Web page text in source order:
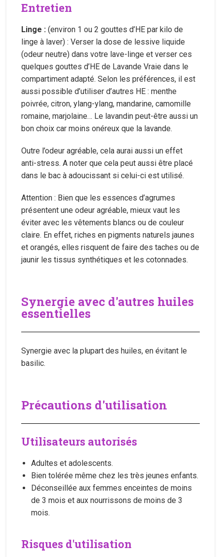
Entretien
Linge : (environ 1 ou 2 gouttes d’HE par kilo de
linge à laver) : Verser la dose de lessive liquide
(odeur neutre) dans votre lave-linge et verser ces
quelques gouttes d’HE de Lavande Vraie dans le
compartiment adapté. Selon les préférences, il est
aussi possible d’utiliser d’autres HE : menthe
poivrée, citron, ylang-ylang, mandarine, camomille
romaine, marjolaine… Le lavandin peut-être aussi un
bon choix car moins onéreux que la lavande.
Outre l’odeur agréable, cela aurai aussi un effet
anti-stress. A noter que cela peut aussi être placé
dans le bac à adoucissant si celui-ci est utilisé.
Attention : Bien que les essences d’agrumes
présentent une odeur agréable, mieux vaut les
éviter avec les vêtements blancs ou de couleur
claire. En effet, riches en pigments naturels jaunes
et orangés, elles risquent de faire des taches ou de
jaunir les tissus synthétiques et les cotonnades.
Synergie avec d'autres huiles
essentielles
Synergie avec la plupart des huiles, en évitant le
basilic.
Précautions d'utilisation
Utilisateurs autorisés
Adultes et adolescents.
Bien tolérée même chez les très jeunes enfants.
Déconseillée aux femmes enceintes de moins
de 3 mois et aux nourrissons de moins de 3
mois.
Risques d'utilisation